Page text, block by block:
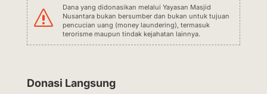
s
Dana yang didonasikan melalui Yayasan Masjid
Nusantara bukan bersumber dan bukan untuk tujuan
pencucian uang (money laundering), termasuk
terorisme maupun tindak kejahatan lainnya.
Donasi Langsung